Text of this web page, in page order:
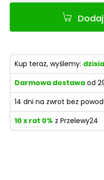
Kup teraz, wyślemy:
Darmowa dostawa od
14 dni na zwrot bez
10 x rat 0% z Przelewy24